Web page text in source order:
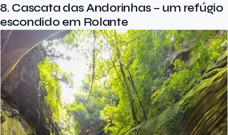
8. Cascata das Andorinhas – um refúgio
escondido em Rolante